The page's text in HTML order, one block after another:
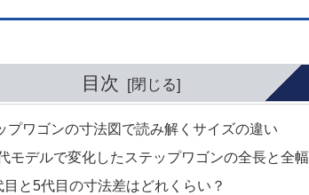
目次
プワゴンの寸法図で読み解くサイズの違い
モデルで変化したステップワゴンの全長と全幅
目と5代目の寸法差はどれくらい？